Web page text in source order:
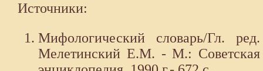
Источники:
Мифологический словарь/Гл. ред.
Мелетинский Е.М. - М.: Советская